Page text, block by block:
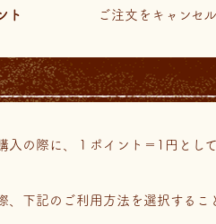
ト ご注文をキャンセ
入の際に、１ポイント＝1円とし
、下記のご利用方法を選択するこ